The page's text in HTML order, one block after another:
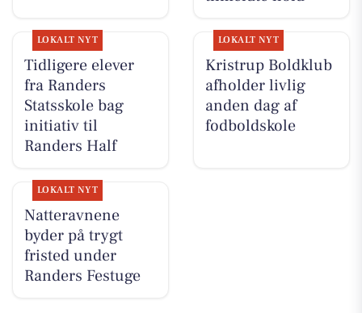
LOKALT NYT
Tidligere elever
fra Randers
Statsskole bag
initiativ til
Randers Half
LOKALT NYT
Kristrup Boldklub
afholder livlig
anden dag af
fodboldskole
LOKALT NYT
Natteravnene
byder på trygt
fristed under
Randers Festuge